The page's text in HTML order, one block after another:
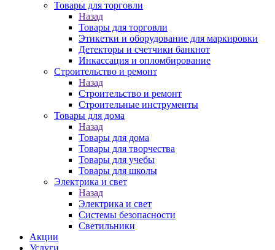
Товары для торговли
Назад
Товары для торговли
Этикетки и оборудование для маркировки
Детекторы и счетчики банкнот
Инкассация и опломбирование
Строительство и ремонт
Назад
Строительство и ремонт
Строительные инструменты
Товары для дома
Назад
Товары для дома
Товары для творчества
Товары для учебы
Товары для школы
Электрика и свет
Назад
Электрика и свет
Системы безопасности
Светильники
Акции
Услуги